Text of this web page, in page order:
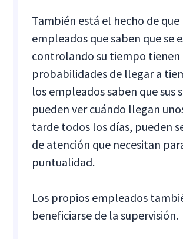
También está el hecho de que
empleados que saben que se
controlando su tiempo tienen
probabilidades de llegar a
los empleados saben que sus
pueden ver cuándo llegan
tarde todos los días, pueden
de atención que necesitan
puntualidad.
Los propios empleados
beneficiarse de la supervisión.